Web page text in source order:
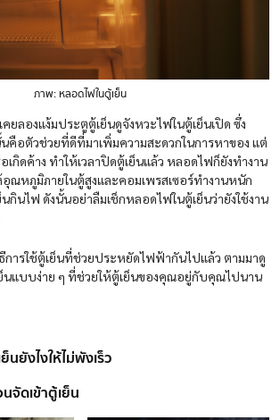
ภาพ: หลอดไฟในตู้เย็น
ยลองแง้มประตูตู้เย็นดูจังหวะไฟในตู้เย็นเปิด ซึ่ง
คือตัวช่วยที่ดีที่มาเพิ่มความสะดวกในการหาของ แต่
กิดค้าง ทำให้เวลาปิดตู้เย็นแล้ว หลอดไฟก็ยังทำงาน
อุณหภูมิภายในตู้สูงและคอมเพรสเซอร์ทำงานหนัก
กินไฟ ดังนั้นอย่าลืมเช็กหลอดไฟในตู้เย็นว่ายังใช้งาน
ารใช้ตู้เย็นที่ช่วยประหยัดไฟฟ้ากันไปแล้ว ตามมาดู
ย็นแบบง่าย ๆ ที่ช่วยให้ตู้เย็นของคุณอยู่กับคุณไปนาน
นยังไงให้ไม่พังเร็ว
จัดเข้าตู้เย็น